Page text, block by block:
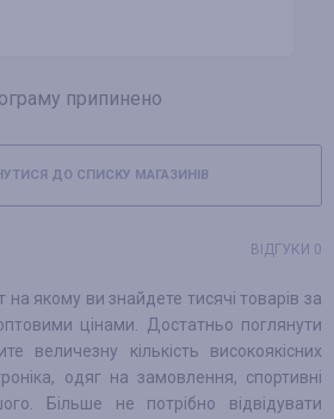
припинено
ДО СПИСКУ МАГАЗИНІВ
ВІДГУКИ 0
якому ви знайдете тисячі товарів за
цінами. Достатньо поглянути
величезну кількість високоякісних
одяг на замовлення, спортивні
Більше не потрібно відвідувати